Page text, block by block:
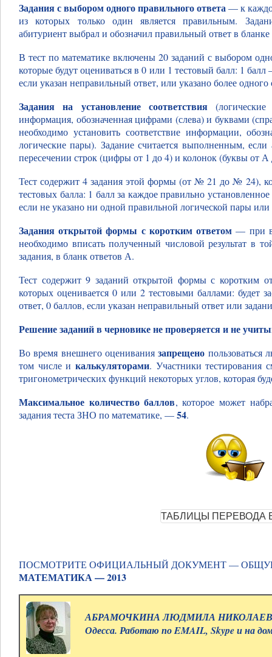
Задания с выбором одного правильного ответа— к
из которых только один является правильным.
абитуриент выбрал и обозначил правильный ответ в
В тест по математике включены 20 заданий с выбором
которые будут оцениваться в 0 или 1 тестовый балл: 1
если указан неправильный ответ, или указано более
Задания на установление соответствия
информация, обозначенная цифрами (слева) и буквами
необходимо установить соответствие информации,
логические пары). Задание считается выполненным,
пересечении строк (цифры от 1 до 4) и колонок (буквы от
Тест содержит 4 задания этой формы (от № 21 до № 24),
тестовых балла: 1 балл за каждое правильно
если не указано ни одной правильной логической пары или
Задания открытой формы с коротким ответом — при
необходимо вписать полученный числовой результат в
задания, в бланк ответов А.
Тест содержит 9 заданий открытой формы с
которых оценивается 0 или 2 тестовыми баллами: будет
ответ, 0 баллов, если указан неправильный ответ или
Решение заданий в черновике не проверяется и не
Во время внешнего оцениваниязапрещено пользоваться
том числе и калькуляторами. Участники тестирования
тригонометрических функций некоторых углов, которая
Максимальное количество баллов, которое может
задания теста ЗНО по математике, —54.
ПОСМОТРИТЕ ОФИЦИАЛЬНЫЙ ДОКУМЕНТ —
МАТЕМАТИКА — 2013
АБРАМОЧКИНА ЛЮДМИЛА
Одесса. Работаю по EMAIL, Skype и на